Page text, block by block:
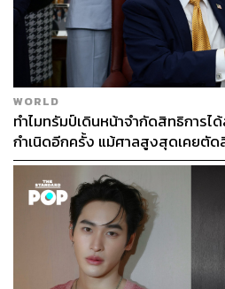
WORLD
ทำไมทรัมป์เดินหน้าจำกัดสิทธิการ
กำเนิดอีกครั้ง แม้ศาลสูงสุดเคยตั